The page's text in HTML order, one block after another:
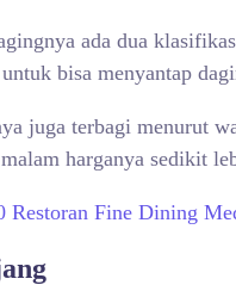
ada dua
bisa menyantap
juga terbagi menurut
harganya sedikit
Restoran Fine Dining